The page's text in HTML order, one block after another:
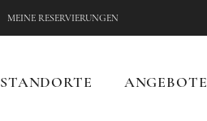
MEINE RESERVIERUNGEN
STANDORTE ANGEBOTE